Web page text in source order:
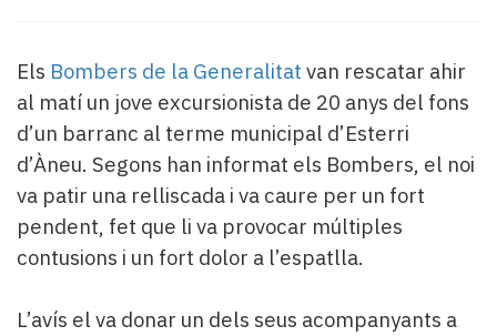
mitjans
El
temps
Reportatges
Entrevistes
Enquestes
A
escena!
la
Els Bombers de la Generalitat van rescatar ahir
al matí un jove excursionista de 20 anys del fons
d’un barranc al terme municipal d’Esterri
d’Àneu. Segons han informat els Bombers, el noi
va patir una relliscada i va caure per un fort
pendent, fet que li va provocar múltiples
contusions i un fort dolor a l’espatlla.
L’avís el va donar un dels seus acompanyants a